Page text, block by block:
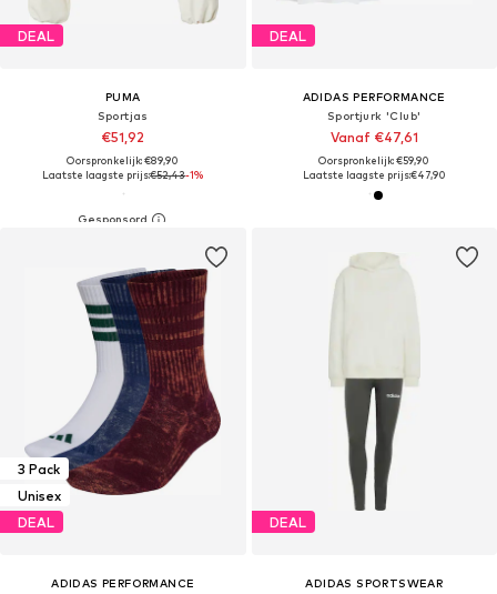
DEAL
PUMA
Sportjas
€51,92
Oorspronkelijk: €89,90
Laatste laagste prijs:€52,43-1%
DEAL
ADIDAS PERFORMANCE
Sportjurk 'Club'
Vanaf €47,61
Oorspronkelijk: €59,90
Laatste laagste prijs:€47,90
3 Pack
Unisex
DEAL
ADIDAS PERFORMANCE
DEAL
ADIDAS SPORTSWEAR